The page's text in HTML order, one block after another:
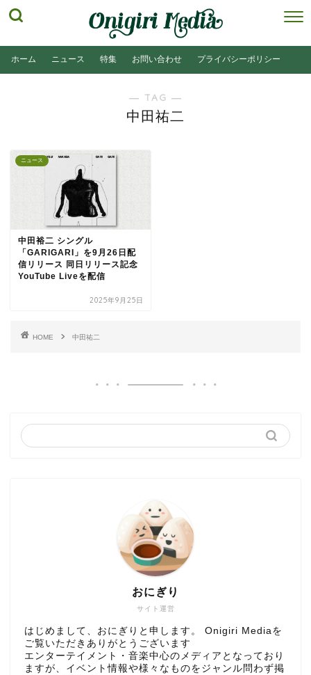
ホーム ニュース 特集 お問い合わせ プライバシーポリシー
― TAG ―
中田祐二
ニュース
中田裕二 シングル
「GARIGARI」を9月26日配
信リリース 同日リリース記念
YouTube Liveを配信
2025年9月25日
HOME 中田祐二
サイト運営
おにぎり
はじめまして、おにぎりと申します。 Onigiri Mediaを
ご覧いただきありがとうございます
エンターテイメント・音楽中心のメディアとなっており
ますが、イベント情報や様々なものをジャンル問わず掲